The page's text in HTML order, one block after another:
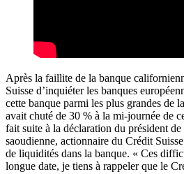
Après la faillite de la banque
Suisse d’inquiéter les banques
cette banque parmi les plus grandes de
avait chuté de 30 % à la mi-journée de
fait suite à la déclaration du président
saoudienne, actionnaire du Crédit
de liquidités dans la banque. « Ces
longue date, je tiens à rappeler que le